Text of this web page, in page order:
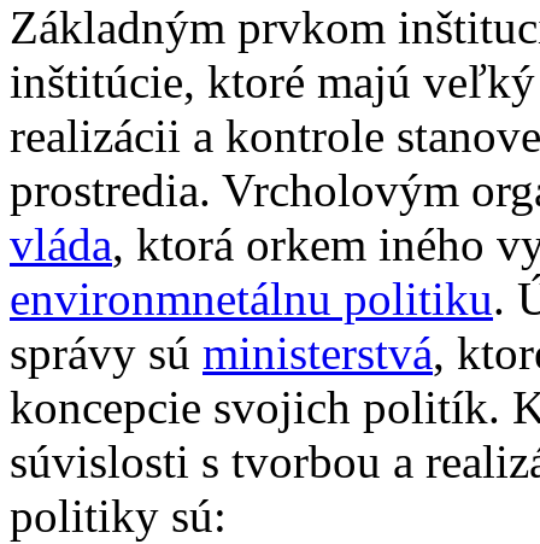
Základným prvkom
inštitúcie, ktoré majú
realizácii a kontrole
prostredia. Vrcholovým
vláda, ktorá orkem iného
environmnetálnu politiku.
správy sú ministerstvá,
koncepcie svojich politík.
súvislosti s tvorbou a
politiky sú: